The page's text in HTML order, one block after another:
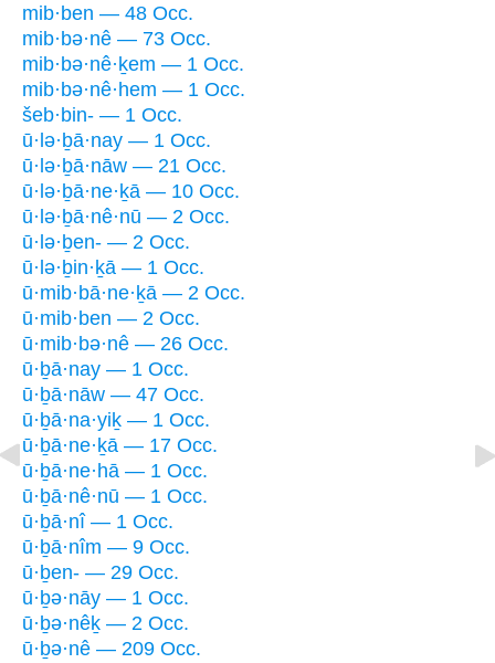
mib·ben — 48 Occ.
mib·bə·nê — 73 Occ.
mib·bə·nê·ḵem — 1 Occ.
mib·bə·nê·hem — 1 Occ.
šeb·bin- — 1 Occ.
ū·lə·ḇā·nay — 1 Occ.
ū·lə·ḇā·nāw — 21 Occ.
ū·lə·ḇā·ne·ḵā — 10 Occ.
ū·lə·ḇā·nê·nū — 2 Occ.
ū·lə·ḇen- — 2 Occ.
ū·lə·ḇin·ḵā — 1 Occ.
ū·mib·bā·ne·ḵā — 2 Occ.
ū·mib·ben — 2 Occ.
ū·mib·bə·nê — 26 Occ.
ū·ḇā·nay — 1 Occ.
ū·ḇā·nāw — 47 Occ.
ū·ḇā·na·yiḵ — 1 Occ.
ū·ḇā·ne·ḵā — 17 Occ.
ū·ḇā·ne·hā — 1 Occ.
ū·ḇā·nê·nū — 1 Occ.
ū·ḇā·nî — 1 Occ.
ū·ḇā·nîm — 9 Occ.
ū·ḇen- — 29 Occ.
ū·ḇə·nāy — 1 Occ.
ū·ḇə·nêḵ — 2 Occ.
ū·ḇə·nê — 209 Occ.